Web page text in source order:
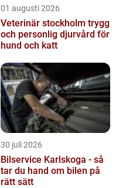
01 augusti 2026
Veterinär stockholm trygg
och personlig djurvård för
hund och katt
30 juli 2026
Bilservice Karlskoga - så
tar du hand om bilen på
rätt sätt